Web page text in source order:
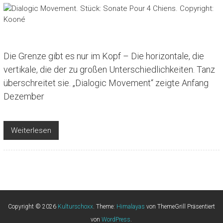
Die Grenze gibt es nur im Kopf – Die horizontale, die
vertikale, die der zu großen Unterschiedlichkeiten. Tanz
überschreitet sie. „Dialogic Movement“ zeigte Anfang
Dezember
Weiterlesen
Copyright © 2026 Kulturschoxx. Theme: Himalayas von ThemeGrill Präsentiert
vonWordPress.